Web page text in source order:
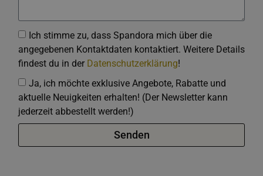
Ich stimme zu, dass Spandora mich über die
angegebenen Kontaktdaten kontaktiert. Weitere Details
findest du in der Datenschutzerklärung!
Ja, ich möchte exklusive Angebote, Rabatte und
aktuelle Neuigkeiten erhalten! (Der Newsletter kann
jederzeit abbestellt werden!)
Senden